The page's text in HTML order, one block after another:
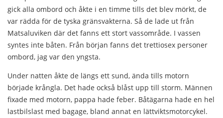
gick alla ombord och åkte i en timme tills det blev mörkt, de
var rädda för de tyska gränsvakterna. Så de lade ut från
Matsaluviken där det fanns ett stort vassområde. I vassen
syntes inte båten. Från början fanns det trettiosex personer
ombord, jag var den yngsta.
Under natten åkte de längs ett sund, ända tills motorn
började krångla. Det hade också blåst upp till storm. Männen
fixade med motorn, pappa hade feber. Båtägarna hade en hel
lastbilslast med bagage, bland annat en lättviktsmotorcykel.